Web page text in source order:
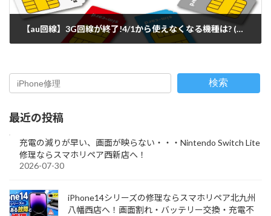
【au回線】3G回線が終了!4/1から使えなくなる機種は? (久留米店)
検索
最近の投稿
充電の減りが早い、画面が映らない・・・Nintendo Switch Lite
修理ならスマホリペア西新店へ！
2026-07-30
iPhone14シリーズの修理ならスマホリペア北九州
八幡西店へ！画面割れ・バッテリー交換・充電不